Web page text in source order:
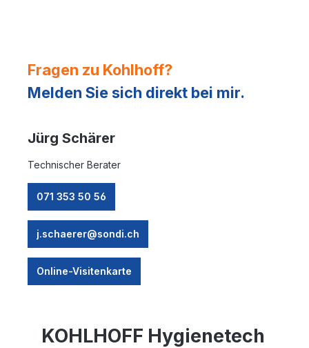
Fragen zu Kohlhoff?
Melden Sie sich direkt bei mir.
Jürg Schärer
Technischer Berater
071 353 50 56
j.schaerer@sondi.ch
Online-Visitenkarte
KOHLHOFF Hygienetech